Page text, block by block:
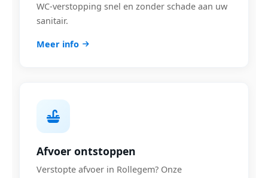
WC-verstopping snel en zonder schade aan uw
sanitair.
Meer info
Afvoer ontstoppen
Verstopte afvoer in Rollegem? Onze